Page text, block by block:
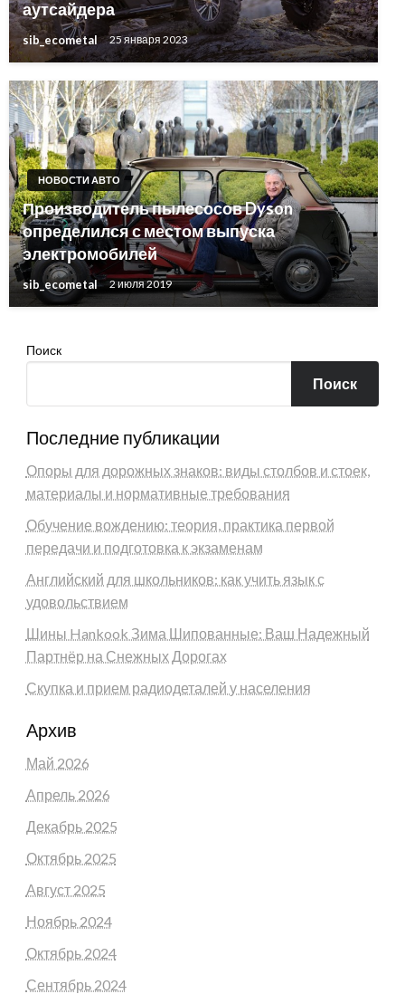
аутсайдера
sib_ecometal 25 января 2023
НОВОСТИ АВТО
Производитель пылесосов Dyson
определился с местом выпуска
электромобилей
sib_ecometal 2 июля 2019
Поиск
Поиск
Последние публикации
Опоры для дорожных знаков: виды столбов и стоек,
материалы и нормативные требования
Обучение вождению: теория, практика первой
передачи и подготовка к экзаменам
Английский для школьников: как учить язык с
удовольствием
Шины Hankook Зима Шипованные: Ваш Надежный
Партнёр на Снежных Дорогах
Скупка и прием радиодеталей у населения
Архив
Май 2026
Апрель 2026
Декабрь 2025
Октябрь 2025
Август 2025
Ноябрь 2024
Октябрь 2024
Сентябрь 2024